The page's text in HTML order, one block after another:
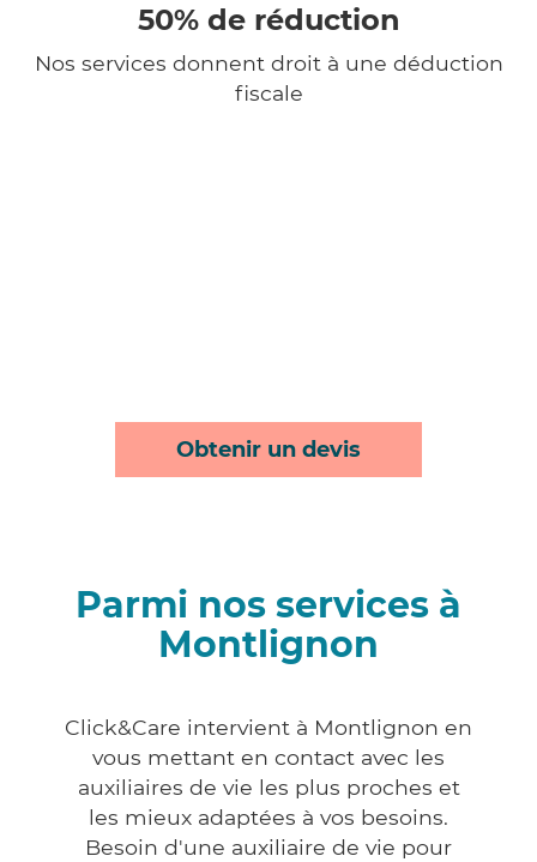
50% de réduction
Nos services donnent droit à une déduction
fiscale
Obtenir un devis
Parmi nos services à
Montlignon
Click&Care intervient à Montlignon en
vous mettant en contact avec les
auxiliaires de vie les plus proches et
les mieux adaptées à vos besoins.
Besoin d'une auxiliaire de vie pour